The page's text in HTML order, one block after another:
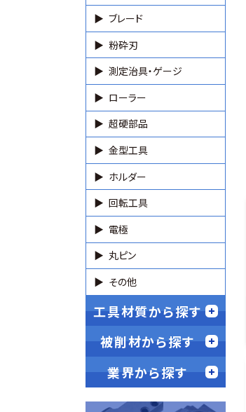
ブレード
粉砕刃
測定治具・ゲージ
ローラー
超硬部品
金型工具
ホルダー
回転工具
電極
丸ピン
その他
工具材質から探す
被削材から探す
業界から探す